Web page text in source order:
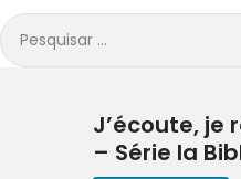
Pesquisar
por:
J’écoute, je
– Série la